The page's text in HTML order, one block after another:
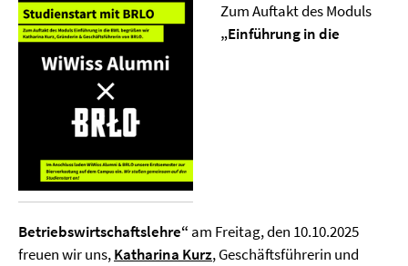
Zum Auftakt des Moduls
„Einführung in die
Betriebswirtschaftslehre“ am Freitag, den 10.10.2025
freuen wir uns,Katharina Kurz, Geschäftsführerin und